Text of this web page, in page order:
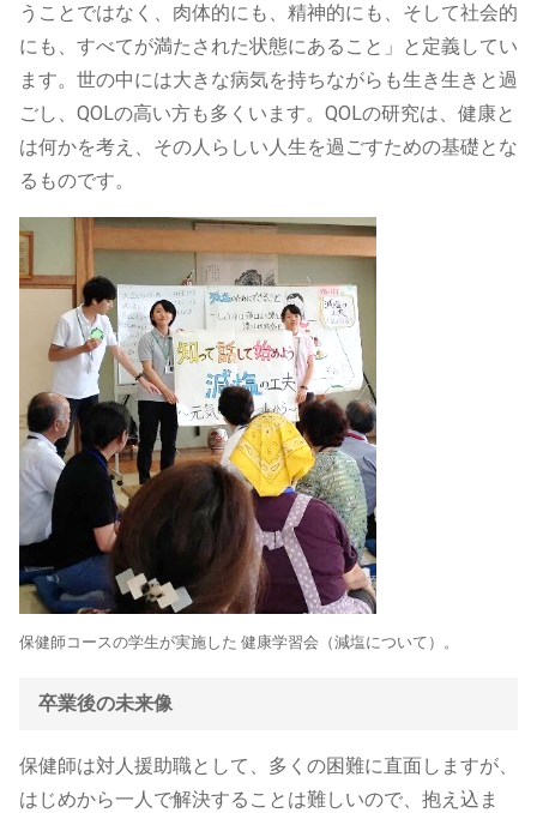
うことではなく、肉体的にも、精神的にも、そして社会的
にも、すべてが満たされた状態にあること」と定義してい
ます。世の中には大きな病気を持ちながらも生き生きと過
ごし、QOLの高い方も多くいます。QOLの研究は、健康と
は何かを考え、その人らしい人生を過ごすための基礎とな
るものです。
保健師コースの学生が実施した 健康学習会（減塩について）。
卒業後の未来像
保健師は対人援助職として、多くの困難に直面しますが、
はじめから一人で解決することは難しいので、抱え込ま